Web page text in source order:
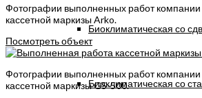
Биоклиматическая со
Биоклиматическая со
Фотографии выполненных работ компании
кассетной маркизы Arko.
Посмотреть объект
Фотографии выполненных работ компании
кассетной маркизы GS-500.